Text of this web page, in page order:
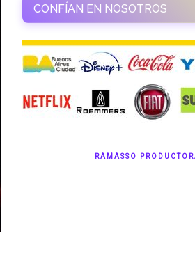
CONFÍAN EN NOSOTROS
RAMASSO